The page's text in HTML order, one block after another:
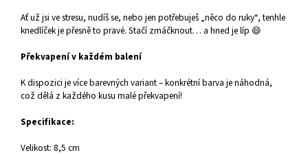
Ať už jsi ve stresu, nudíš se, nebo jen potřebuješ „něco do ruky“, tenhle
knedlíček je přesně to pravé. Stačí zmáčknout… a hned je líp 😄
Překvapení v každém balení
K dispozici je více barevných variant – konkrétní barva je náhodná,
což dělá z každého kusu malé překvapení!
Specifikace:
Velikost: 8,5 cm